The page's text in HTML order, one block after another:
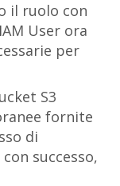
il ruolo con
User ora
per
S3
fornite
di
successo,